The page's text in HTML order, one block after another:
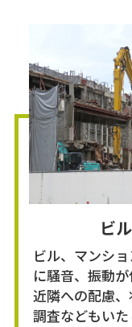
ビ
ビル、マンシ
に騒音、振動
近隣への配慮
調査などもいた